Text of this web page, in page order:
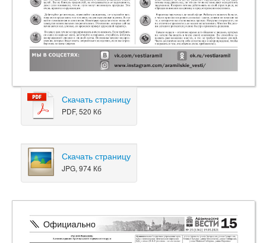
Скачать страницу
PDF, 520 Кб
Скачать страницу
JPG, 974 Кб